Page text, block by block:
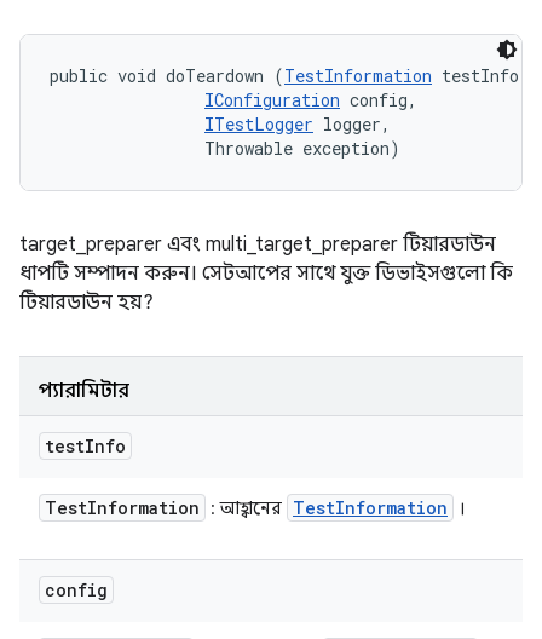
public void doTeardown (TestInformation testInfo,
IConfiguration config,
ITestLogger logger,
                Throwable exception)
target_preparer এবং multi_target_preparer টিয়ারডাউন
ধাপটি সম্পাদন করুন। সেটআপের সাথে যুক্ত ডিভাইসগুলো কি
টিয়ারডাউন হয়?
প্যারামিটার
testInfo
TestInformation : আহ্বানের TestInformation ।
config